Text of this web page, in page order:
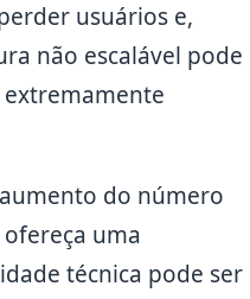
usuários e,
não escalável pode
extremamente
do número
uma
técnica pode ser